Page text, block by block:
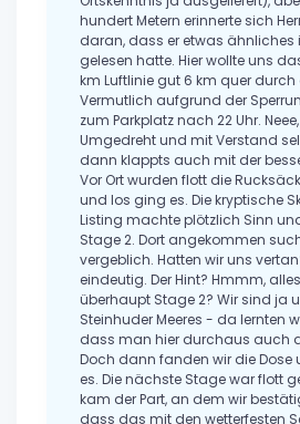
hundert Metern erinnerte sich
daran, dass er etwas ähnliches
gelesen hatte. Hier wollte uns
km Luftlinie gut 6 km quer
Vermutlich aufgrund der
zum Parkplatz nach 22 Uhr.
Umgedreht und mit Verstand
dann klappts auch mit der
Vor Ort wurden flott die
und los ging es. Die kryptische
Listing machte plötzlich Sinn
Stage 2. Dort angekommen
vergeblich. Hatten wir uns
eindeutig. Der Hint? Hmmm,
überhaupt Stage 2? Wir sind ja
Steinhuder Meeres - da lernten
dass man hier durchaus auch
Doch dann fanden wir die Dose
es. Die nächste Stage war flott
kam der Part, an dem wir
dass das mit den wetterfesten